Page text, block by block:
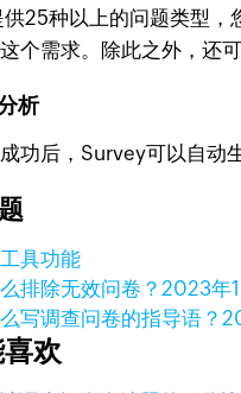
25种以上的问题类型，
个需求。除此之外，还
析
功后，Survey可以自动
具功能
排除无效问卷？2023年
写调查问卷的指导语？
欢